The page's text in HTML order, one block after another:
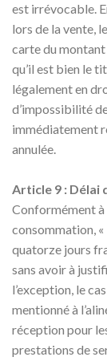
est irrévocable.
lors de la vente,
carte du
qu’il est bien le
légalement en
d’impossibilité
immédiatement
annulée.
Article 9 :
Conformément à
consommation, «
quatorze jours
sans avoir à
l’exception, le
mentionné à
réception pour
prestations de